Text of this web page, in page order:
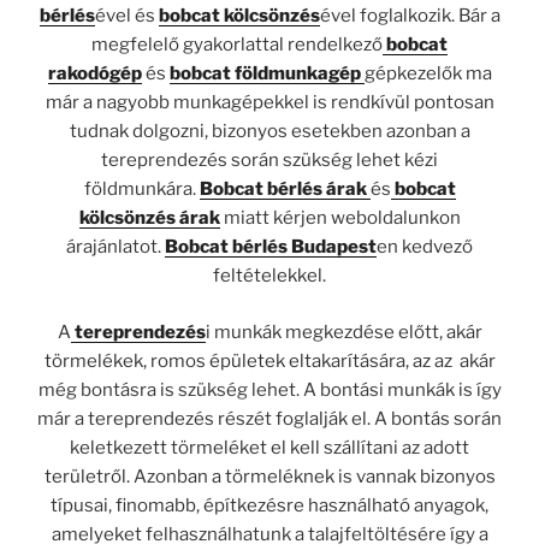
bérlésével és bobcat kölcsönzésével foglalkozik. Bár a
megfelelő gyakorlattal rendelkezőbobcat
rakodógépés bobcat földmunkagépgépkezelők ma
már a nagyobb munkagépekkel is rendkívül pontosan
tudnak dolgozni, bizonyos esetekben azonban a
tereprendezés során szükség lehet kézi
földmunkára. Bobcat bérlés árakés bobcat
kölcsönzés árakmiatt kérjen weboldalunkon
árajánlatot. Bobcat bérlés Budapesten kedvező
feltételekkel.
Atereprendezési munkák megkezdése előtt, akár
törmelékek, romos épületek eltakarítására, az az akár
még bontásra is szükség lehet. A bontási munkák is így
már a tereprendezés részét foglalják el. A bontás során
keletkezett törmeléket el kell szállítani az adott
területről. Azonban a törmeléknek is vannak bizonyos
típusai, finomabb, építkezésre használható anyagok,
amelyeket felhasználhatunk a talajfeltöltésére így a